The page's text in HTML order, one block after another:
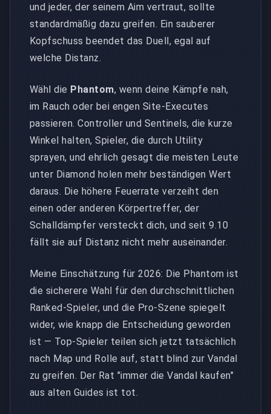
und jeder, der seinem Aim vertraut, sollte
standardmäßig dazu greifen. Ein sauberer
Kopfschuss beendet das Duell, egal auf
welche Distanz.
Wähl die Phantom, wenn deine Kämpfe nah,
im Rauch oder bei engen Site-Executes
passieren. Controller und Sentinels, die kurze
Winkel halten, Spieler, die durch Utility
sprayen, und ehrlich gesagt die meisten Leute
unter Diamond holen mehr beständigen Wert
daraus. Die höhere Feuerrate verzeiht den
einen oder anderen Körpertreffer, der
Schalldämpfer versteckt dich, und seit 9.10
fällt sie auf Distanz nicht mehr auseinander.
Meine Einschätzung für 2026: Die Phantom ist
die sicherere Wahl für den durchschnittlichen
Ranked-Spieler, und die Pro-Szene spiegelt
wider, wie knapp die Entscheidung geworden
ist — Top-Spieler teilen sich jetzt tatsächlich
nach Map und Rolle auf, statt blind zur Vandal
zu greifen. Der Rat "immer die Vandal kaufen"
aus alten Guides ist tot.